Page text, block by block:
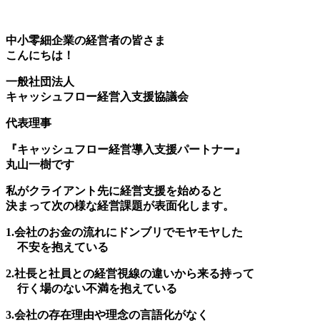
中小零細企業の経営者の皆さま
こんにちは！
一般社団法人
キャッシュフロー経営入支援協議会
代表理事
『キャッシュフロー経営導入支援パートナー』
丸山一樹です
私がクライアント先に経営支援を始めると
決まって次の様な経営課題が表面化します。
1.会社のお金の流れにドンブリでモヤモヤした
不安を抱えている
2.社長と社員との経営視線の違いから来る持って
行く場のない不満を抱えている
3.会社の存在理由や理念の言語化がなく